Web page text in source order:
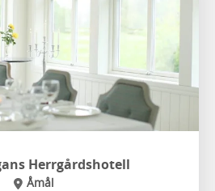
Herrgårdshotell
Åmål